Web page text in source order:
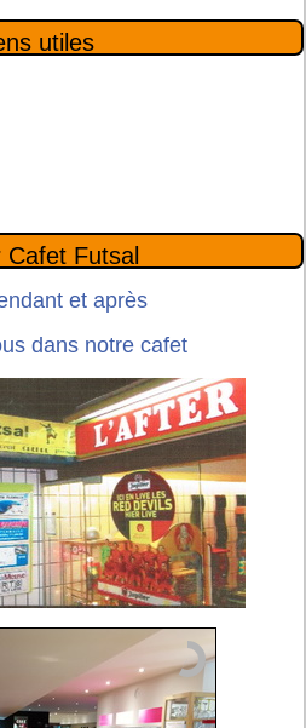
utiles
Cafet Futsal
et après
dans notre cafet